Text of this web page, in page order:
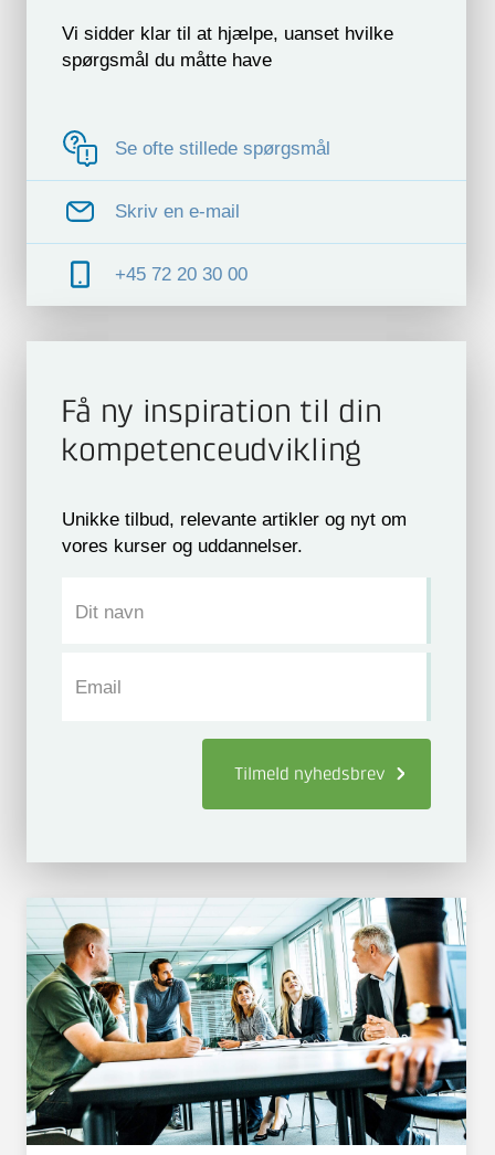
Vi sidder klar til at hjælpe, uanset hvilke
spørgsmål du måtte have
Se ofte stillede spørgsmål
Skriv en e-mail
+45 72 20 30 00
Få ny inspiration til din
kompetence­udvikling
Unikke tilbud, relevante artikler og nyt om
vores kurser og uddannelser.
Dit navn
Email
Tilmeld nyhedsbrev